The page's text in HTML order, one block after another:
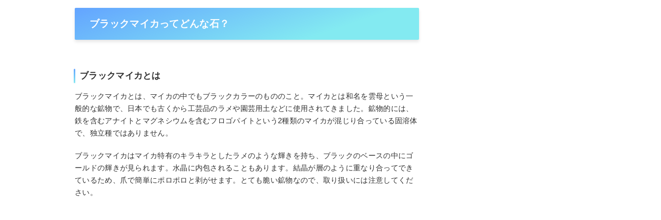
ブラックマイカってどんな石？
ブラックマイカとは
ブラックマイカとは、マイカの中でもブラックカラーのもののこと。マイカとは和名を雲母という一
般的な鉱物で、日本でも古くから工芸品のラメや園芸用土などに使用されてきました。鉱物的には、
鉄を含むアナイトとマグネシウムを含むフロゴパイトという2種類のマイカが混じり合っている固溶体
で、独立種ではありません。
ブラックマイカはマイカ特有のキラキラとしたラメのような輝きを持ち、ブラックのベースの中にゴ
ールドの輝きが見られます。水晶に内包されることもあります。結晶が層のように重なり合ってでき
ているため、爪で簡単にポロポロと剥がせます。とても脆い鉱物なので、取り扱いには注意してくだ
さい。